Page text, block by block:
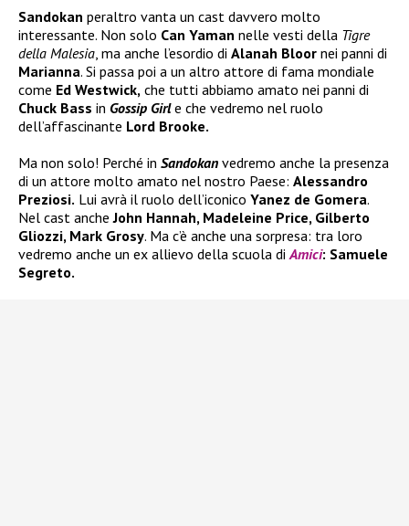
Sandokan peraltro vanta un cast davvero molto
interessante. Non solo Can Yaman nelle vesti della Tigre
della Malesia, ma anche l’esordio di Alanah Bloor nei panni di
Marianna. Si passa poi a un altro attore di fama mondiale
come Ed Westwick, che tutti abbiamo amato nei panni di
Chuck Bass in Gossip Girle che vedremo nel ruolo
dell’affascinante Lord Brooke.
Ma non solo! Perché in Sandokan vedremo anche la presenza
di un attore molto amato nel nostro Paese: Alessandro
Preziosi. Lui avrà il ruolo dell’iconico Yanez de Gomera.
Nel cast ancheJohn Hannah, Madeleine Price, Gilberto
Gliozzi, Mark Grosy. Ma c’è anche una sorpresa: tra loro
vedremo anche un ex allievo della scuola diAmici: Samuele
Segreto.